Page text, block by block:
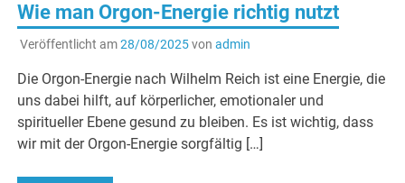
Wie man Orgon-Energie richtig nutzt
Veröffentlicht am28/08/2025von admin
Die Orgon-Energie nach Wilhelm Reich ist eine Energie, die
uns dabei hilft, auf körperlicher, emotionaler und
spiritueller Ebene gesund zu bleiben. Es ist wichtig, dass
wir mit der Orgon-Energie sorgfältig […]